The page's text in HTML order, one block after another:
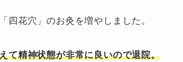
「四花穴」のお灸を増やしました。
て精神状態が非常に良いので退院。